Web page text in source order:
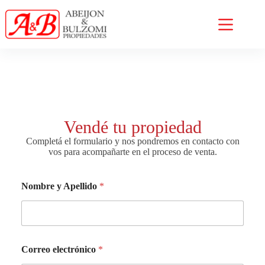
Vendé tu propiedad
Completá el formulario y nos pondremos en contacto con
vos para acompañarte en el proceso de venta.
Nombre y Apellido *
Correo electrónico *